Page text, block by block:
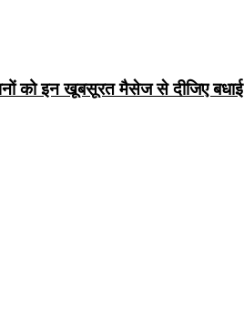
को इन खूबसूरत मैसेज से दीजिए बधाई